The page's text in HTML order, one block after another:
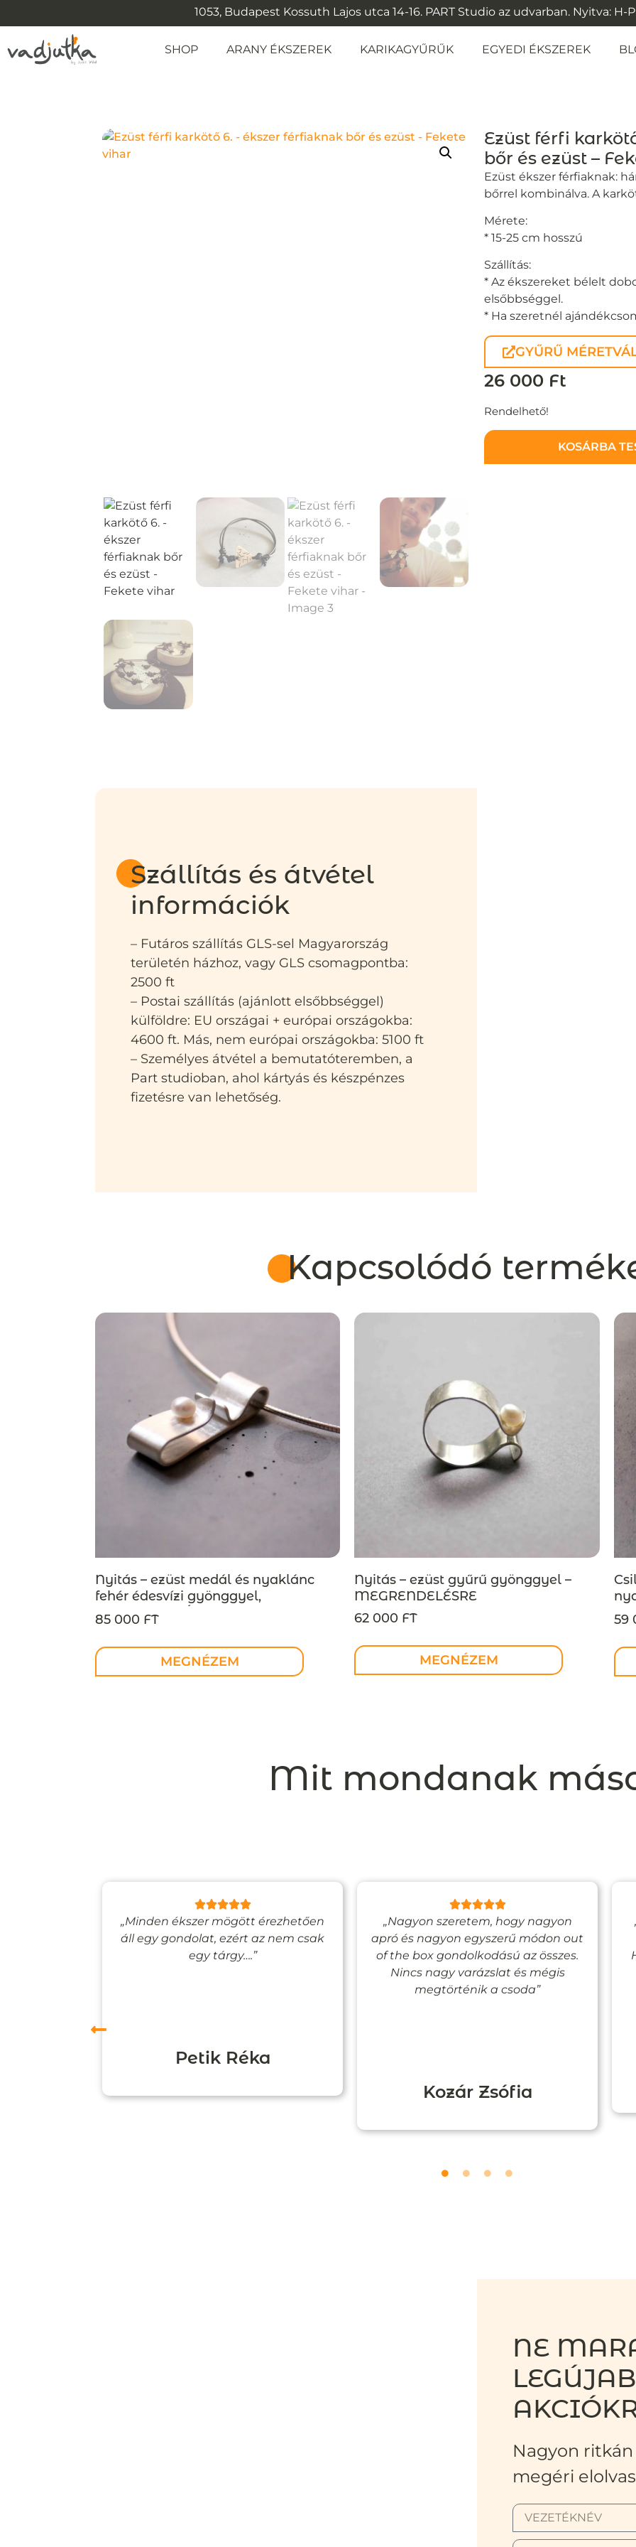
1053, Budapest Kossuth Lajos utca 14-16. PART Studio az udvarban. Nyitva: H-P:
SHOP ARANY ÉKSZEREK KARIKAGYŰRŰK EGYEDI ÉKSZEREK
Ezüst férfi
bőr és ezüst –
Ezüst ékszer férfiaknak:
bőrrel kombinálva. A
Mérete:
* 15-25 cm hosszú
Szállítás:
* Az ékszereket bélelt
elsőbbséggel.
* Ha szeretnél
GYŰRŰ
26 000 Ft
Rendelhető!
KOSÁRBA
Szállítás és átvétel
információk
– Futáros szállítás GLS-sel Magyarország
területén házhoz, vagy GLS csomagpontba:
2500 ft
– Postai szállítás (ajánlott elsőbbséggel)
külföldre: EU országai + európai országokba:
4600 ft. Más, nem európai országokba: 5100 ft
– Személyes átvétel a bemutatóteremben, a
Part studioban, ahol kártyás és készpénzes
fizetésre van lehetőség.
Kapcsolódó
Nyitás – ezüst medál és nyaklánc
fehér édesvízi gyönggyel,
MEGRENDELÉSRE
85 000 FT
MEGNÉZEM
Nyitás – ezüst gyűrű gyönggyel –
MEGRENDELÉSRE
62 000 FT
MEGNÉZEM
59
Mit mondanak
„Minden ékszer mögött érezhetően
áll egy gondolat, ezért az nem csak
egy tárgy….”
Petik Réka
„Nagyon szeretem, hogy nagyon
apró és nagyon egyszerű módon out
of the box gondolkodású az összes.
Nincs nagy varázslat és mégis
megtörténik a csoda”
Kozár Zsófia
NE
Nagyon
megéri